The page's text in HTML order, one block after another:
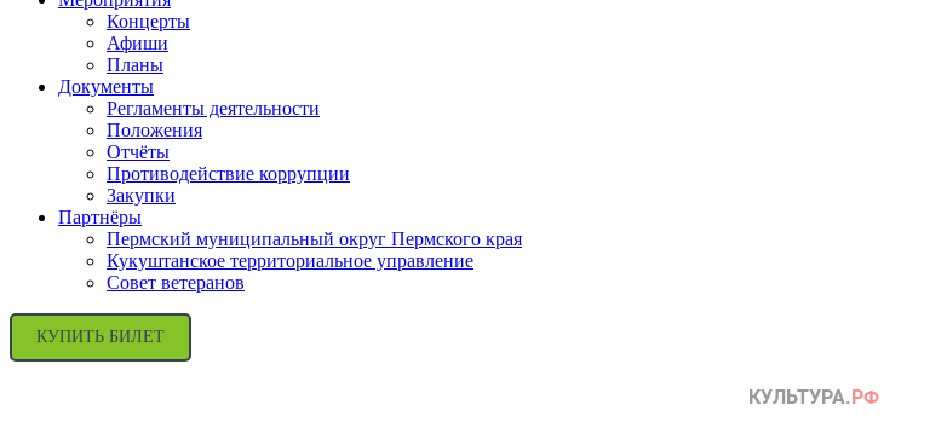
Концерты
Афиши
Планы
Документы
Регламенты деятельности
Положения
Отчёты
Противодействие коррупции
Закупки
Партнёры
Пермский муниципальный округ Пермского края
Кукуштанское территориальное управление
Совет ветеранов
КУПИТЬ БИЛЕТ